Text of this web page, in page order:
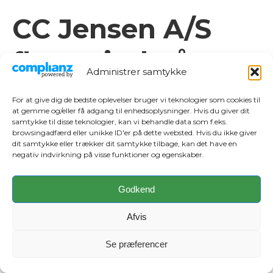
Administrer samtykke
For at give dig de bedste oplevelser bruger vi teknologier som cookies til
at gemme og/eller få adgang til enhedsoplysninger. Hvis du giver dit
samtykke til disse teknologier, kan vi behandle data som f.eks.
browsingadfærd eller unikke ID'er på dette websted. Hvis du ikke giver
dit samtykke eller trækker dit samtykke tilbage, kan det have en
negativ indvirkning på visse funktioner og egenskaber.
Godkend
Afvis
Se præferencer
CC Jensen A/S
flytter ind på
Svendborg
Havn
22. juni 2026
720 kvadratmeter
kontorlokaler skal danne
rammen om virksomhedens
fremtidige base på Østre